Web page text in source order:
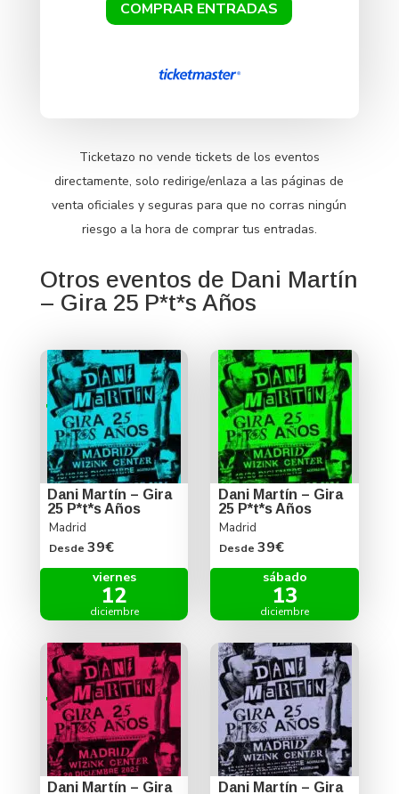
COMPRAR ENTRADAS
Ticketazo no vende tickets de los eventos
directamente, solo redirige/enlaza a las páginas de
venta oficiales y seguras para que no corras ningún
riesgo a la hora de comprar tus entradas.
Otros eventos de Dani Martín
– Gira 25 P*t*s Años
Dani Martín – Gira
25 P*t*s Años
Madrid
Desde 39€
viernes
12
diciembre
Dani Martín – Gira
25 P*t*s Años
Madrid
Desde 39€
sábado
13
diciembre
Dani Martín – Gira Dani Martín – Gira